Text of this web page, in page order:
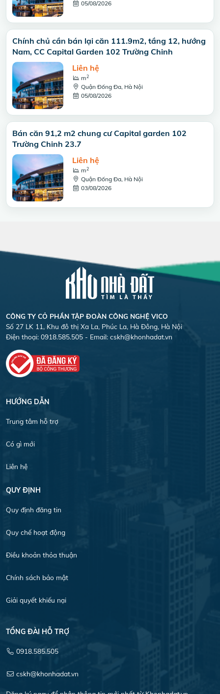
05/08/2026
Chính chủ cần bán lại căn 111.9m2, tầng 12, hướng
Nam, CC Capital Garden 102 Trường Chinh
Liên hệ
m2
Quận Đống Đa, Hà Nội
05/08/2026
Bán căn 91,2 m2 chung cư Capital garden 102
Trường Chinh 23.7
Liên hệ
m2
Quận Đống Đa, Hà Nội
03/08/2026
CÔNG TY CỎ PHẦN TẬP ĐOÀN CÔNG NGHỆ VICO
Số 27 LK 11, Khu đô thị Xa La, Phúc La, Hà Đông, Hà Nội
Điện thoại: 0918.585.505 - Email: cskh@khonhadat.vn
HƯỚNG DẪN
Trung tâm hỗ trợ
Có gì mới
Liên hệ
QUY ĐỊNH
Quy định đăng tin
Quy chế hoạt động
Điều khoản thỏa thuận
Chính sách bảo mật
Giải quyết khiếu nại
TỔNG ĐÀI HỖ TRỢ
0918.585.505
cskh@khonhadat.vn